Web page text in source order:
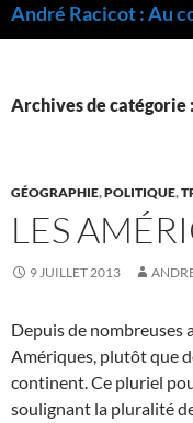
André Racicot : Au
Archives de catégorie
GÉOGRAPHIE,POLITIQUE,
LES
9 JUILLET 2013
Depuis de nombreuses
Amériques, plutôt que
continent. Ce pluriel
soulignant la pluralité